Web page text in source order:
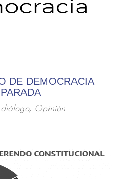
DE DEMOCRACIA
diálogo, Opinión